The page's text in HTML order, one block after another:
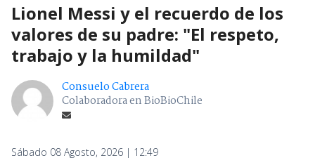
Lionel Messi y el recuerdo de los
valores de su padre: "El respeto,
trabajo y la humildad"
Consuelo Cabrera
Colaboradora en BioBioChile
Sábado 08 Agosto, 2026 | 12:49